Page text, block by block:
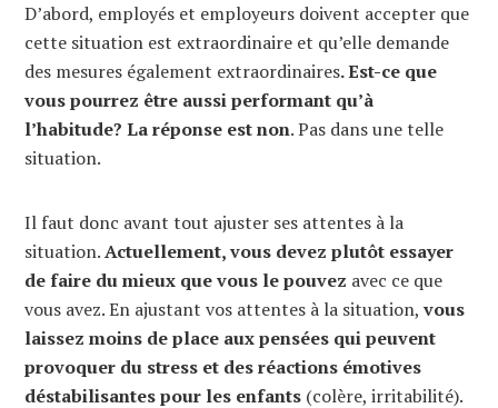
D’abord, employés et employeurs doivent accepter que
cette situation est extraordinaire et qu’elle demande
des mesures également extraordinaires. Est-ce que
vous pourrez être aussi performant qu’à
l’habitude? La réponse est non. Pas dans une telle
situation.
Il faut donc avant tout ajuster ses attentes à la
situation.Actuellement, vous devez plutôt essayer
de faire du mieux que vous le pouvez avec ce que
vous avez. En ajustant vos attentes à la situation, vous
laissez moins de place aux pensées qui peuvent
provoquer du stress et des réactions émotives
déstabilisantes pour les enfants (colère, irritabilité).